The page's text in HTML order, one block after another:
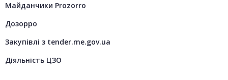
Майданчики Prozorro
Дозорро
Закупівлі з tender.me.gov.ua
Діяльність ЦЗО